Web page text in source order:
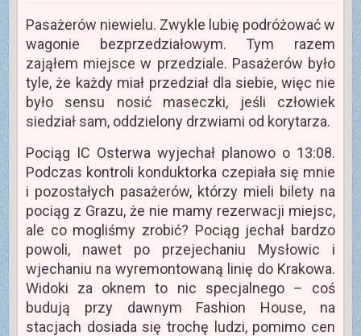
Pasażerów niewielu. Zwykle lubię podróżować w
wagonie bezprzedziałowym. Tym razem
zająłem miejsce w przedziale. Pasażerów było
tyle, że każdy miał przedział dla siebie, więc nie
było sensu nosić maseczki, jeśli człowiek
siedział sam, oddzielony drzwiami od korytarza.
Pociąg IC Osterwa wyjechał planowo o 13:08.
Podczas kontroli konduktorka czepiała się mnie
i pozostałych pasażerów, którzy mieli bilety na
pociąg z Grazu, że nie mamy rezerwacji miejsc,
ale co mogliśmy zrobić? Pociąg jechał bardzo
powoli, nawet po przejechaniu Mysłowic i
wjechaniu na wyremontowaną linię do Krakowa.
Widoki za oknem to nic specjalnego – coś
budują przy dawnym Fashion House, na
stacjach dosiada się trochę ludzi, pomimo cen